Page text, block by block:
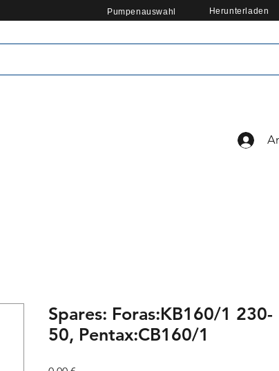
Pumpenauswahl Herunterladen
Spares: Foras:KB160/1 230-
50, Pentax:CB160/1